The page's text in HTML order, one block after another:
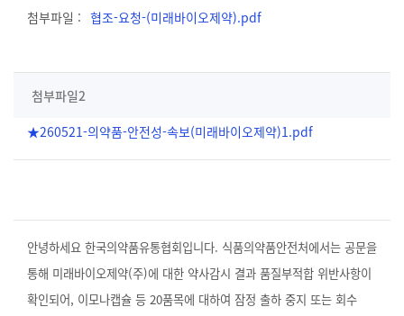
협조-요청-(미래바이오제약).pdf
첨부파일2
★260521-의약품-안전성-속보(미래바이오제약)1.pdf
안녕하세요 한국의약품유통협회입니다. 식품의약품안전처에서는 공문을
통해 미래바이오제약(주)에 대한 약사감시 결과 품질부적합 위반사항이
확인되어, 이모나캡슐 등 20품목에 대하여 잠정 출하 중지 또는 회수